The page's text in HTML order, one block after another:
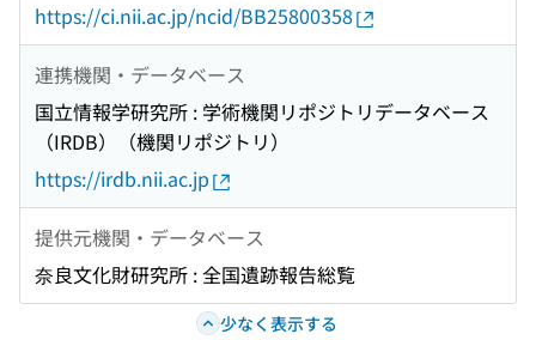
https://ci.nii.ac.jp/ncid/BB25800358
連携機関・データベース
国立情報学研究所 : 学術機関リポジトリデータベース
（IRDB）（機関リポジトリ）
https://irdb.nii.ac.jp
提供元機関・データベース
奈良文化財研究所 : 全国遺跡報告総覧
少なく表示する